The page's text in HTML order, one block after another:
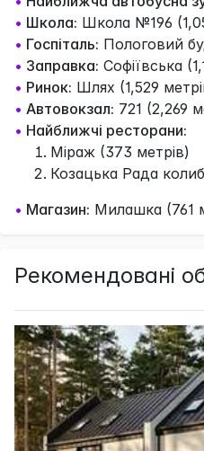
• Школа: Школа №196
• Госпіталь: Пологовий
• Заправка: Софіївська
• Ринок: Шлях (1,529
• Автовокзал: 721 (2,269
• Найближчі ресторани:
Міраж (373 метрів)
Козацька Рада
• Магазин: Милашка (761
Рекомендовані